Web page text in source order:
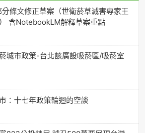
條文修正草案（世衛菸草減害專家王
含NotebookLM解釋草案重點
城市政策-台北該廣設吸菸區/吸菸室
：十七年政策輪迴的空談